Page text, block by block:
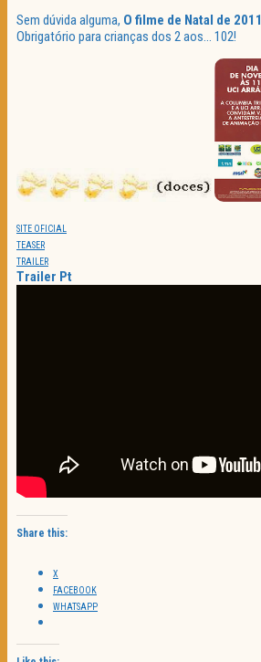
Sem dúvida alguma, O filme de Natal de 2011
Obrigatório para crianças dos 2 aos… 102!
SITE OFICIAL
TEASER
TRAILER
Trailer Pt
Share this:
X
FACEBOOK
WHATSAPP